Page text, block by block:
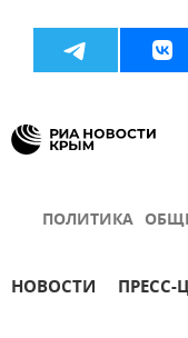
ПОЛИТИКА
НОВОСТИ ПРЕСС-